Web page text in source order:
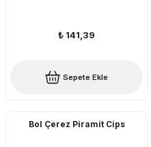
₺ 141,39
Sepete Ekle
Bol Çerez Piramit Cips